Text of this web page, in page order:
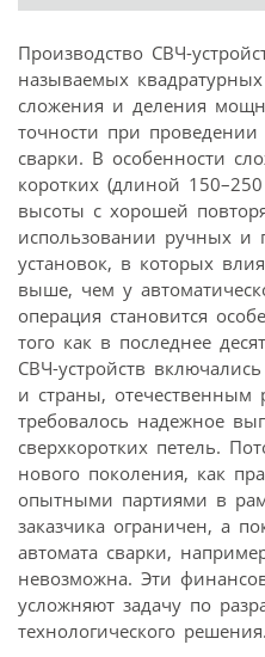
Производство СВЧ-
называемых
сложения и деления
точности при проведении
сварки. В особенности
коротких (длиной
высоты с хорошей
использовании ручных и
установок, в которых
выше, чем у
операция становится
того как в последнее
СВЧ-устройств
и страны, отечественным
требовалось надежное
сверхкоротких петель.
нового поколения, как
опытными партиями в
заказчика ограничен, а
автомата сварки,
невозможна. Эти
усложняют задачу по
технологического решения.